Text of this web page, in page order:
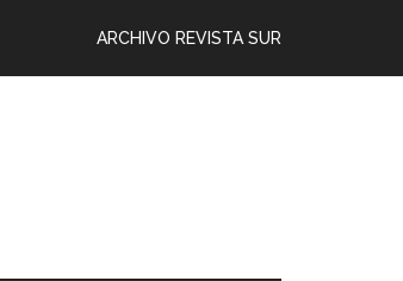
ARCHIVO REVISTA SUR